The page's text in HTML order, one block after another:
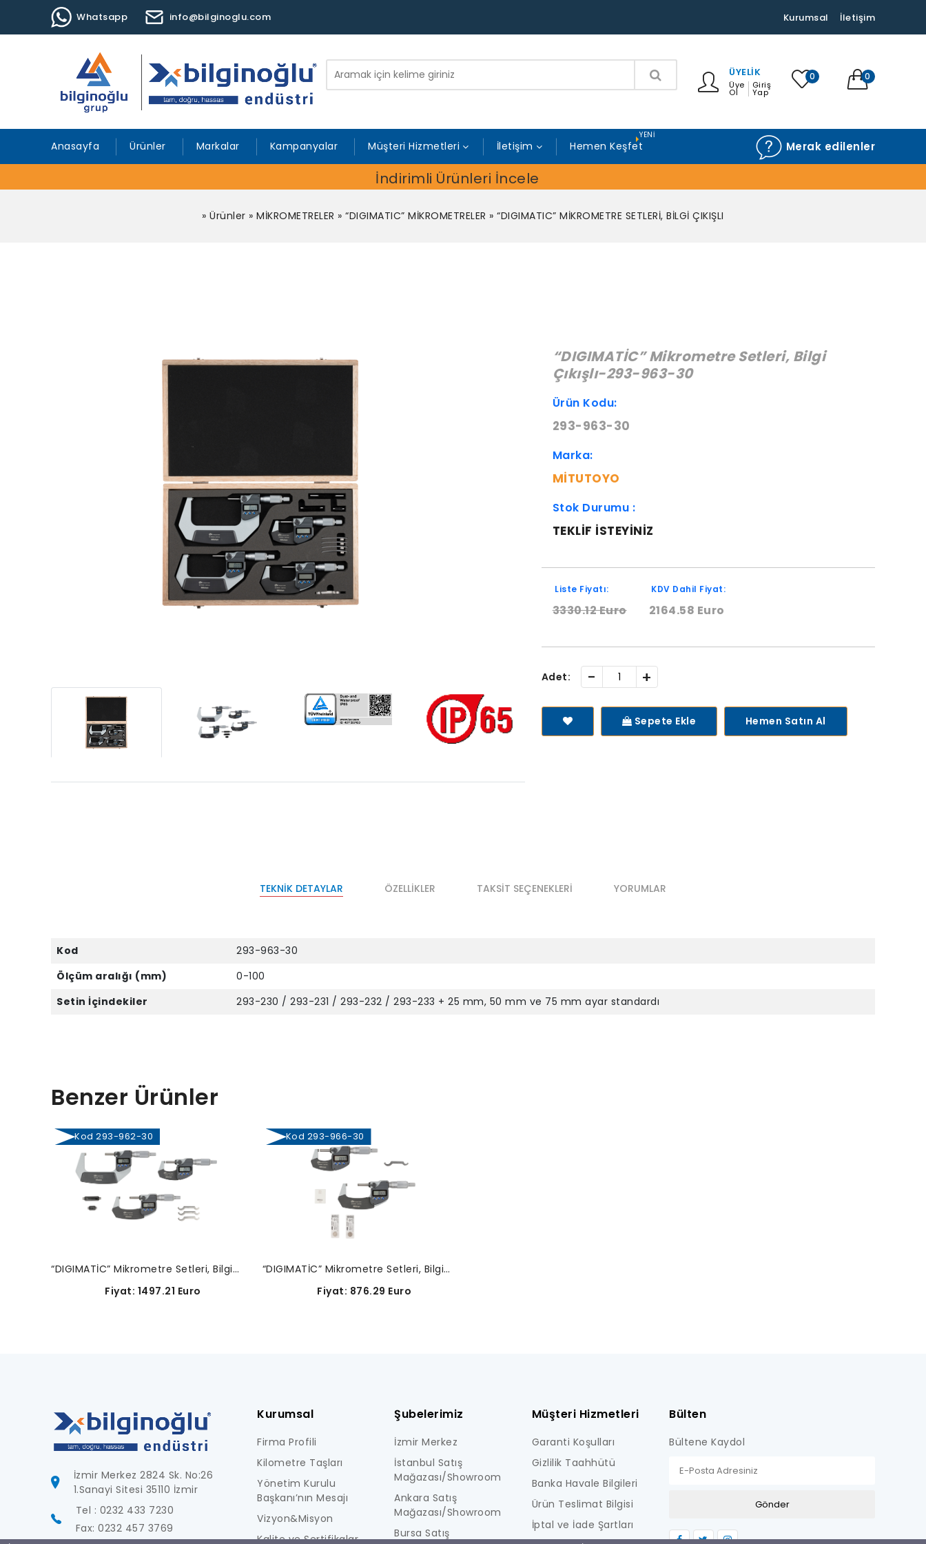
Whatsapp info@bilginoglu.com Kurumsal İletişim
ÜYELIK
Üye
Ol
Giriş
Yap
0 0
Anasayfa Ürünler Markalar Kampanyalar Müşteri Hizmetleri İletişim Hemen Keşfet
YENI
Merak edilenler
İndirimli Ürünleri İncele
»Ürünler »MİKROMETRELER »“DIGIMATIC” MİKROMETRELER »“DIGIMATIC” MİKROMETRE SETLERİ, BİLGİ ÇIKIŞLI
“DIGIMATİC” Mikrometre Setleri, Bilgi
Çıkışlı-293-963-30
Ürün Kodu:
293-963-30
Marka:
MITUTOYO
Stok Durumu :
TEKLIF ISTEYINIZ
Liste Fiyatı:
3330.12 Euro
KDV Dahil Fiyat:
2164.58 Euro
Adet: - +
Sepete Ekle Hemen Satın Al
TEKNIK DETAYLAR ÖZELLIKLER TAKSIT SEÇENEKLERI YORUMLAR
Kod
293-963-30
Ölçüm aralığı (mm)
0-100
Setin İçindekiler
293-230 / 293-231 / 293-232 / 293-233 + 25 mm, 50 mm ve 75 mm ayar standardı
Benzer Ürünler
Kod 293-962-30
“DIGIMATİC” Mikrometre Setleri, Bilgi Çıkışlı-293-962-30
Fiyat: 1497.21 Euro
Kod 293-966-30
“DIGIMATİC” Mikrometre Setleri, Bilgi Çıkışlı-293-966-30
Fiyat: 876.29 Euro
İzmir Merkez 2824 Sk. No:26
1.Sanayi Sitesi 35110 İzmir
Tel : 0232 433 7230
Fax: 0232 457 3769
Kurumsal
Firma Profili
Kilometre Taşları
Yönetim Kurulu
Başkanı’nın Mesajı
Vizyon&Misyon
Kalite ve Sertifikalar
Şubelerimiz
İzmir Merkez
İstanbul Satış
Mağazası/Showroom
Ankara Satış
Mağazası/Showroom
Bursa Satış
Müşteri Hizmetleri
Garanti Koşulları
Gizlilik Taahhütü
Banka Havale Bilgileri
Ürün Teslimat Bilgisi
İptal ve İade Şartları
Bülten
Bültene Kaydol